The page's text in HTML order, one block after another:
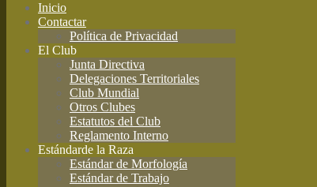
Inicio
Contactar
Política de Privacidad
El Club
Junta Directiva
Delegaciones Territoriales
Club Mundial
Otros Clubes
Estatutos del Club
Reglamento Interno
Estándarde la Raza
Estándar de Morfología
Estándar de Trabajo